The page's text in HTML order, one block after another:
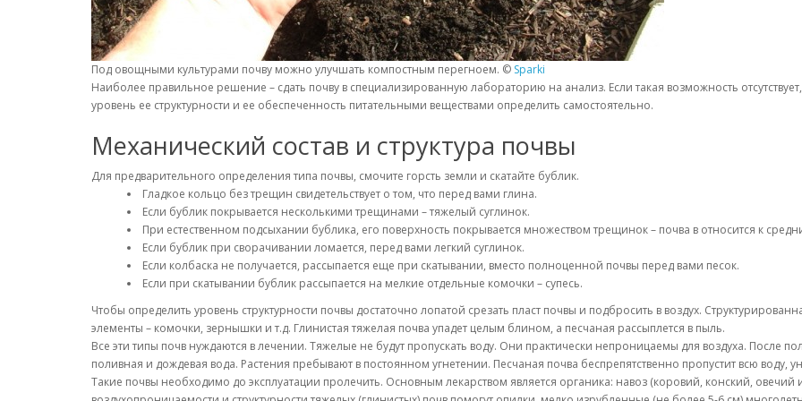
Под овощными культурами почву можно улучшать компостным перегноем. © Sparki
Наиболее правильное решение – сдать почву в специализированную лабораторию на анализ. Если такая возможность
уровень ее структурности и ее обеспеченность питательными веществами определить самостоятельно.
Механический состав и структура почвы
Для предварительного определения типа почвы, смочите горсть земли и скатайте бублик.
Гладкое кольцо без трещин свидетельствует о том, что перед вами глина.
Если бублик покрывается несколькими трещинами – тяжелый суглинок.
При естественном подсыхании бублика, его поверхность покрывается множеством трещинок – почва в относится к
Если бублик при сворачивании ломается, перед вами легкий суглинок.
Если колбаска не получается, рассыпается еще при скатывании, вместо полноценной почвы перед вами песок.
Если при скатывании бублик рассыпается на мелкие отдельные комочки – супесь.
Чтобы определить уровень структурности почвы достаточно лопатой срезать пласт почвы и подбросить в воздух.
элементы – комочки, зернышки и т.д. Глинистая тяжелая почва упадет целым блином, а песчаная рассыплется в пыль.
Все эти типы почв нуждаются в лечении. Тяжелые не будут пропускать воду. Они практически непроницаемы для воздуха. После
поливная и дождевая вода. Растения пребывают в постоянном угнетении. Песчаная почва беспрепятственно пропустит всю
Такие почвы необходимо до эксплуатации пролечить. Основным лекарством является органика: навоз (коровий, конский,